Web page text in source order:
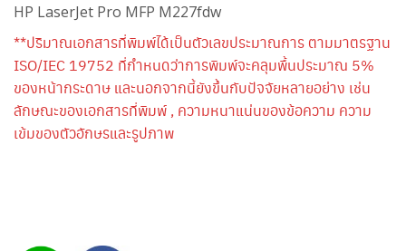
HP LaserJet Pro MFP M227fdw
**ปริมาณเอกสารที่พิมพ์ได้เป็นตัวเลขประมาณการ ตามมาตรฐาน
ISO/IEC 19752 ที่กำหนดว่าการพิมพ์จะคลุมพื้นประมาณ 5%
ของหน้ากระดาษ และนอกจากนี้ยังขึ้นกับปัจจัยหลายอย่าง เช่น
ลักษณะของเอกสารที่พิมพ์ , ความหนาแน่นของข้อความ ความ
เข้มของตัวอักษรและรูปภาพ